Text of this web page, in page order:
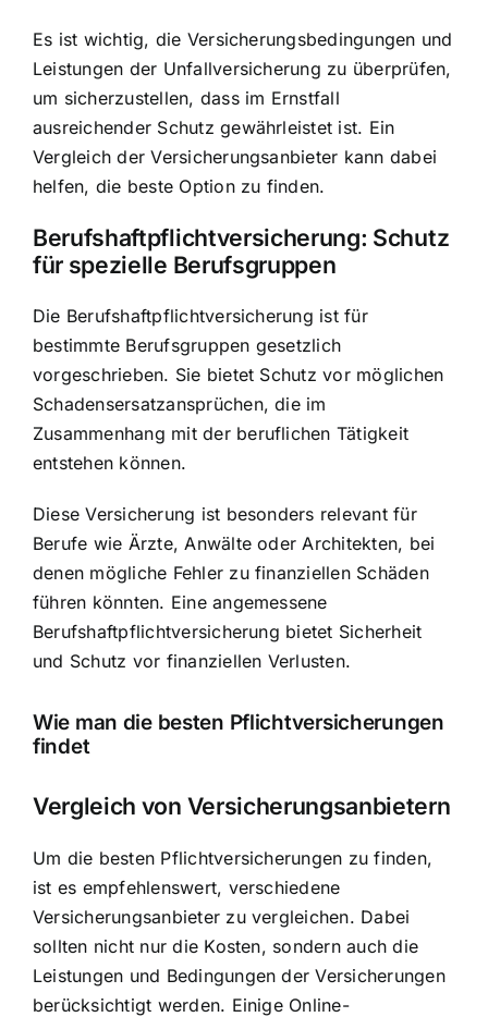
Es ist wichtig, die Versicherungsbedingungen und
Leistungen der Unfallversicherung zu überprüfen,
um sicherzustellen, dass im Ernstfall
ausreichender Schutz gewährleistet ist. Ein
Vergleich der Versicherungsanbieter kann dabei
helfen, die beste Option zu finden.
Berufshaftpflichtversicherung: Schutz
für spezielle Berufsgruppen
Die Berufshaftpflichtversicherung ist für
bestimmte Berufsgruppen gesetzlich
vorgeschrieben. Sie bietet Schutz vor möglichen
Schadensersatzansprüchen, die im
Zusammenhang mit der beruflichen Tätigkeit
entstehen können.
Diese Versicherung ist besonders relevant für
Berufe wie Ärzte, Anwälte oder Architekten, bei
denen mögliche Fehler zu finanziellen Schäden
führen könnten. Eine angemessene
Berufshaftpflichtversicherung bietet Sicherheit
und Schutz vor finanziellen Verlusten.
Wie man die besten Pflichtversicherungen
findet
Vergleich von Versicherungsanbietern
Um die besten Pflichtversicherungen zu finden,
ist es empfehlenswert, verschiedene
Versicherungsanbieter zu vergleichen. Dabei
sollten nicht nur die Kosten, sondern auch die
Leistungen und Bedingungen der Versicherungen
berücksichtigt werden. Einige Online-